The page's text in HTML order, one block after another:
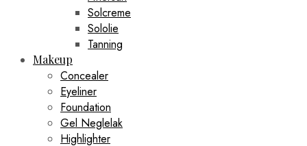
Solcreme
Sololie
Tanning
Makeup
Concealer
Eyeliner
Foundation
Gel Neglelak
Highlighter